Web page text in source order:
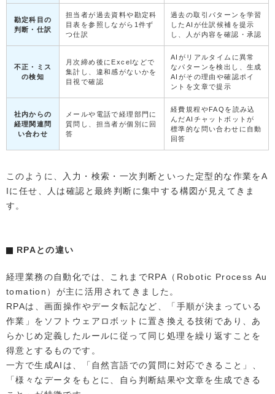
勘定科目の
判断・仕訳
担当者が過去資料や勘定科
目表を参照しながら1件ず
つ仕訳
過去の取引パターンを学習
したAIが仕訳候補を提示
し、人が内容を確認・承認
不正・ミス
の検知
月次締め後にExcelなどで
集計し、違和感がないかを
目視で確認
AIがリアルタイムに異常
なパターンを検出し、生成
AIがその理由や確認ポイ
ントを文章で提示
社内からの
経理関連問
い合わせ
メールや電話で経理部門に
質問し、担当者が個別に回
答
経費規程やFAQを読み込
んだAIチャットボットが
標準的な問い合わせに自動
回答
このように、入力・検索・一次判断といった定型的な作業をA
Iに任せ、人は確認と最終判断に集中する構図が見えてきま
す。
RPAとの違い
経理業務の自動化では、これまでRPA（Robotic Process Au
tomation）が主に活用されてきました。
RPAは、画面操作やデータ転記など、「手順が決まっている
作業」をソフトウェアロボットに置き換える技術であり、あ
らかじめ定義したルールに従って同じ処理を繰り返すことを
得意とするものです。
一方で生成AIは、「自然言語での質問に対応できること」、
「様々なデータをもとに、自ら判断結果や文章を生成できる